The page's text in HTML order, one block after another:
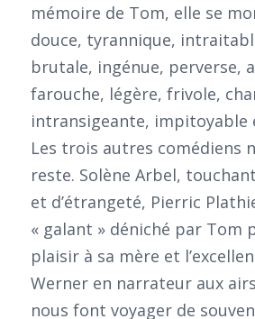
mémoire de Tom, elle se
douce, tyrannique,
brutale, ingénue, perverse,
farouche, légère, frivole,
intransigeante, impitoyable
Les trois autres comédiens
reste. Solène Arbel,
et d’étrangeté, Pierric
« galant » déniché par Tom
plaisir à sa mère et
Werner en narrateur aux
nous font voyager de